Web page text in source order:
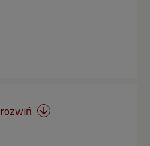
rozwiń 